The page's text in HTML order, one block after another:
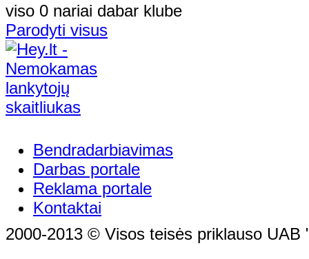
viso 0 nariai dabar klube
Parodyti visus
Bendradarbiavimas
Darbas portale
Reklama portale
Kontaktai
2000-2013 © Visos teisės priklauso UAB